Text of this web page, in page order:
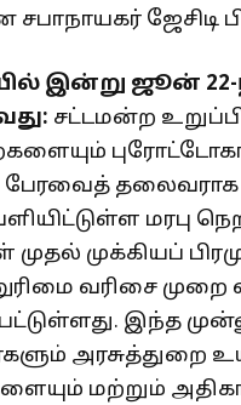
ஜேசிடி
இன்று ஜூன் 22-ந்
சட்டமன்ற
தலைவராக
மரபு
முக்கியப்
வரிசை முறை
இந்த
மற்றும்